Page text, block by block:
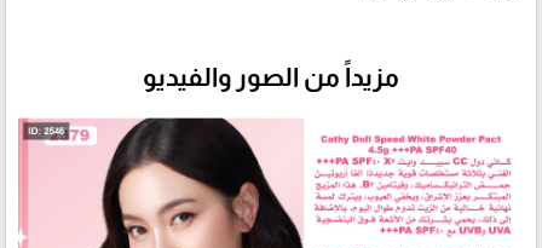
مزيداً من الصور والفيديو